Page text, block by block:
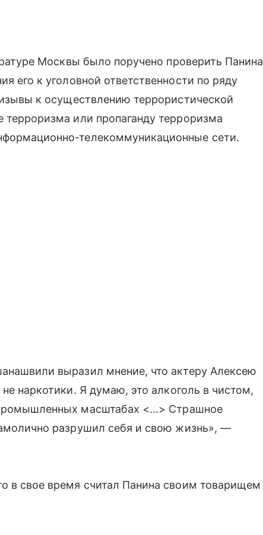
Москвы было поручено проверить Панина
его к уголовной ответственности по ряду
к осуществлению террористической
терроризма или пропаганду терроризма
телекоммуникационные сети.
выразил мнение, что актеру Алексею
наркотики. Я думаю, это алкоголь в чистом,
масштабах <...> Страшное
разрушил себя и свою жизнь», —
в свое время считал Панина своим товарищем